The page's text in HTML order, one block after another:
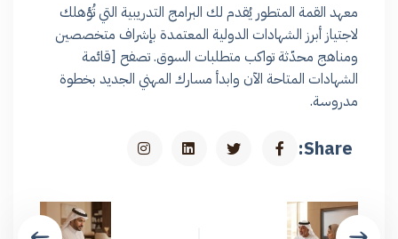
معهد القمة المتطور يُقدم لك البرامج التدريبية التي تُؤهلك
لاجتياز أبرز الشهادات الدولية المعتمدة بإشراف متخصصين
ومناهج محدّثة تواكب متطلبات السوق. تصفح [قائمة
الشهادات المتاحة الآن وابدأ مسارك المهني الجديد بخطوة
مدروسة.
Share: